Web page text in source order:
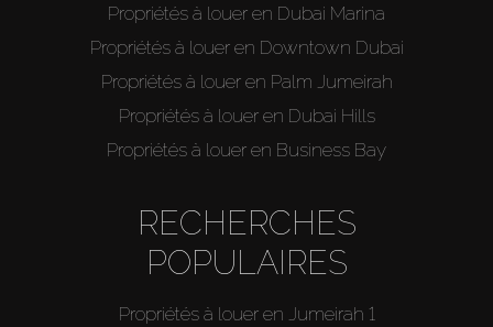
Hors Plan
Propriétés à louer en Dubai Marina
Propriétés à louer en Downtown Dubai
Propriétés à louer en Palm Jumeirah
Propriétés à louer en Dubai Hills
Propriétés à louer en Business Bay
RECHERCHES
POPULAIRES
Propriétés à louer en Jumeirah 1